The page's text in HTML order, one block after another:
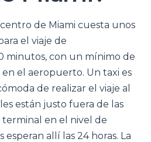
de Miami cuesta unos
el viaje de
minutos, con un mínimo de
en el aeropuerto. Un taxi es
de realizar el viaje al
están justo fuera de las
en el nivel de
esperan allí las 24 horas. La